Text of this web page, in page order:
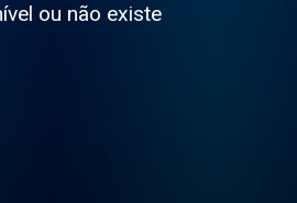
ou não existe